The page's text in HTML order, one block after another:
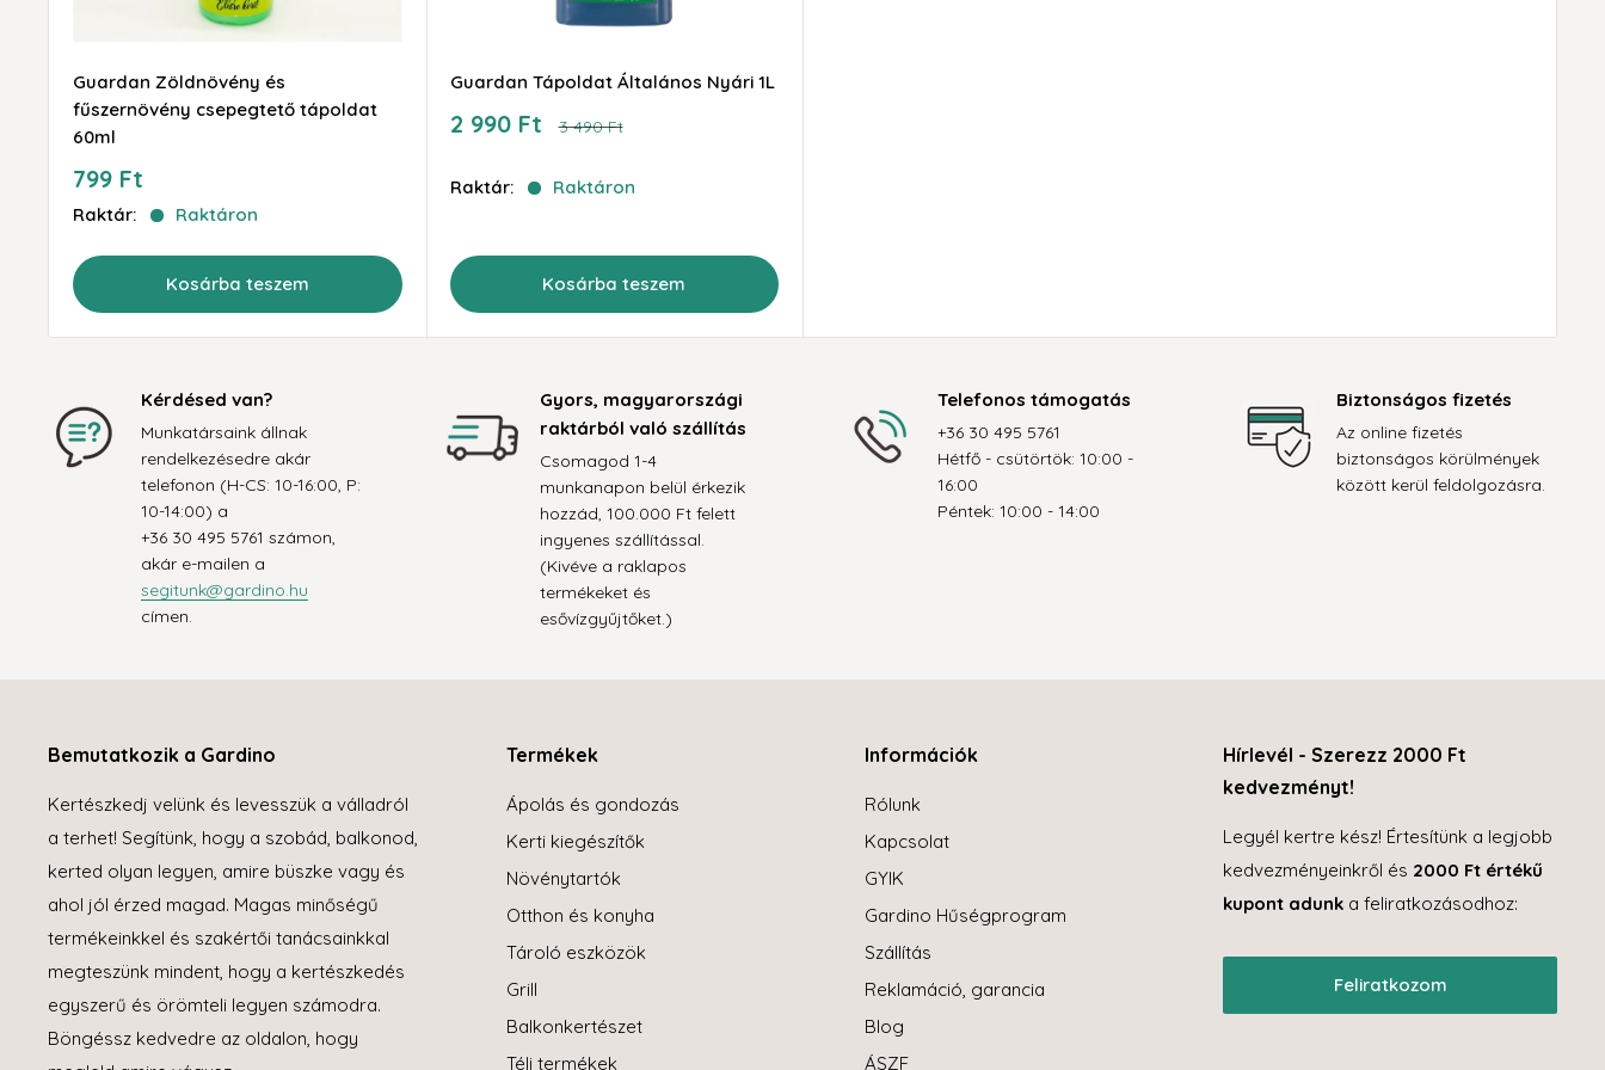
Guardan Zöldnövény és
fűszernövény csepegtető tápoldat
60ml
Akciós
ár
799 Ft
Raktár: Raktáron
Kosárba teszem
Guardan Tápoldat Általános Nyári 1L
Akciós
2 990 Ft Ár
3 490 Ft
Raktár: Raktáron
Kosárba teszem
Kérdésed van?
Munkatársaink állnak
rendelkezésedre akár
telefonon (H-CS: 10-16:00, P:
10-14:00) a
+36 30 495 5761 számon,
akár e-mailen a
segitunk@gardino.hu
címen.
Gyors, magyarországi
raktárból való szállítás
Csomagod 1-4
munkanapon belül érkezik
hozzád, 100.000 Ft felett
ingyenes szállítással.
(Kivéve a raklapos
termékeket és
esővízgyűjtőket.)
Telefonos támogatás
+36 30 495 5761
Hétfő - csütörtök: 10:00 -
16:00
Péntek: 10:00 - 14:00
Biztonságos fizetés
Az online fizetés
biztonságos körülmények
között kerül feldolgozásra.
Bemutatkozik a Gardino
Kertészkedj velünk és levesszük a válladról
a terhet! Segítünk, hogy a szobád, balkonod,
kerted olyan legyen, amire büszke vagy és
ahol jól érzed magad. Magas minőségű
termékeinkkel és szakértői tanácsainkkal
megteszünk mindent, hogy a kertészkedés
egyszerű és örömteli legyen számodra.
Böngéssz kedvedre az oldalon, hogy
Termékek
Ápolás és gondozás
Kerti kiegészítők
Növénytartók
Otthon és konyha
Tároló eszközök
Grill
Balkonkertészet
Téli termékek
Információk
Rólunk
Kapcsolat
GYIK
Gardino Hűségprogram
Szállítás
Reklamáció, garancia
Blog
ÁSZF
Hírlevél - Szerezz 2000 Ft
kedvezményt!
Legyél kertre kész! Értesítünk a legjobb
kedvezményeinkről és 2000 Ft értékű
kupont adunk a feliratkozásodhoz:
Feliratkozom